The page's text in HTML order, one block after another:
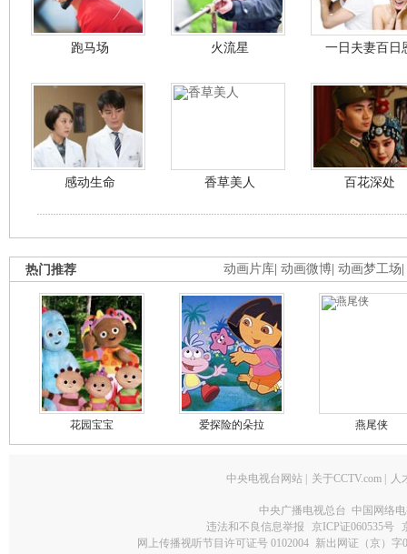
跑马场 火流星 一日夫妻百日
感动生命 香草美人 百花深处
动画片库 动画微博 动画梦工场
热门推荐
花园宝宝 爱探险的朵拉 燕尾侠
中央电视台网站 关于CCTV.com 人
中央广播电视总台 中国网络
违法和不良信息举报
京ICP证060535号
网上传播视听节目许可证号 0102004 新出网证（京）